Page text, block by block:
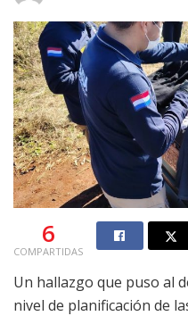
6
COMPARTIDAS
Un hallazgo que puso al
nivel de planificación de